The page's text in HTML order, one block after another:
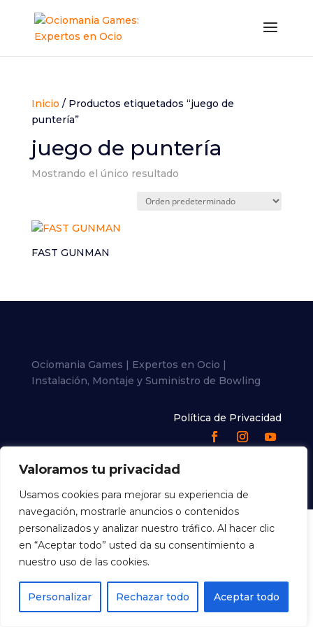
Valoramos tu privacidad
Usamos cookies para mejorar su experiencia de
navegación, mostrarle anuncios o contenidos
personalizados y analizar nuestro tráfico. Al hacer clic
en “Aceptar todo” usted da su consentimiento a
nuestro uso de las cookies.
Personalizar Rechazar todo Aceptar todo
Inicio / Productos etiquetados “juego de
puntería”
juego de puntería
Mostrando el único resultado
FAST GUNMAN
Ociomania Games | Expertos en Ocio |
Instalación, Montaje y Suministro de Bowling
Política de Privacidad